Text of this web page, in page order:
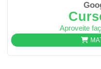
Aproveite